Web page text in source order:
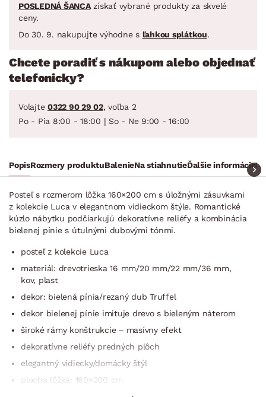
POSLEDNÁ ŠANCAzískať vybrané produkty za skvelé
ceny.
Do 30. 9. nakupujte výhodne s ľahkou splátkou.
Chcete poradiť s nákupom alebo objednať
telefonicky?
Volajte 0322 90 29 02, voľba 2
Po - Pia 8:00 - 18:00 | So - Ne 9:00 - 16:00
PopisRozmery produktuBalenieNa stiahnutieĎalšie informácie
Posteľ s rozmerom lôžka 160×200 cm s úložnými zásuvkami
z kolekcie Luca v elegantnom vidieckom štýle. Romantické
kúzlo nábytku podčiarkujú dekoratívne reliéfy a kombinácia
bielenej pínie s útulnými dubovými tónmi.
posteľ z kolekcie Luca
materiál: drevotrieska 16 mm/20 mm/22 mm/36 mm,
kov, plast
dekor: bielená pínia/rezaný dub Truffel
dekor bielenej pínie imituje drevo s bieleným náterom
široké rámy konštrukcie – masívny efekt
dekoratívne reliéfy predných plôch
elegantný vidiecky/domácky štýl
plocha lôžka: 160×200 cm